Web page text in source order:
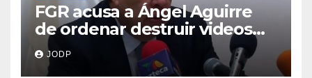
FGR acusa a Ángel Aguirre
de ordenar destruir videos
clave del caso Ayotzinapa
JODP